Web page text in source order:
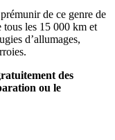
de ce genre de
tous les 15 000 km et
d’allumages,
des
ou le